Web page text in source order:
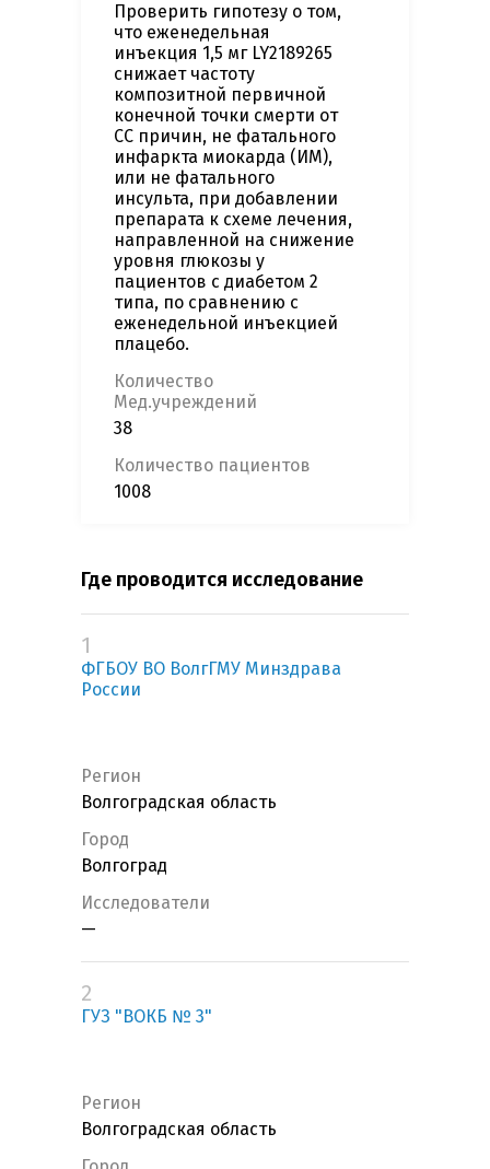
Проверить гипотезу о том,
что еженедельная
инъекция 1,5 мг LY2189265
снижает частоту
композитной первичной
конечной точки смерти от
СС причин, не фатального
инфаркта миокарда (ИМ),
или не фатального
инсульта, при добавлении
препарата к схеме лечения,
направленной на снижение
уровня глюкозы у
пациентов с диабетом 2
типа, по сравнению с
еженедельной инъекцией
плацебо.
Количество
Мед.учреждений
38
Количество пациентов
1008
Где проводится исследование
1
ФГБОУ ВО ВолгГМУ Минздрава
России
Регион
Волгоградская область
Город
Волгоград
Исследователи
—
2
ГУЗ "ВОКБ № 3"
Регион
Волгоградская область